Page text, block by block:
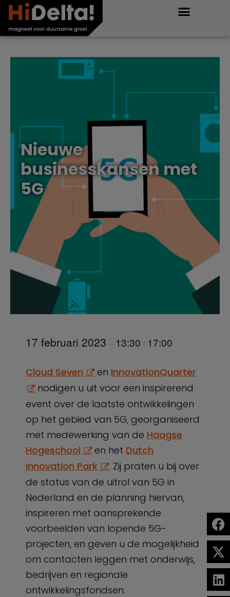
Nieuwe
businesskansen met
5G
17 februari 2023– 13:30 17:00
Cloud Seven en InnovationQuarter
nodigen u uit voor een inspirerend
event over de laatste ontwikkelingen
op het gebied van 5G, georganiseerd
met medewerking van de Haagse
Hogeschool
en het Dutch
Innovation Park
. Zij praten u bij over
de status van de uitrol van 5G in
Nederland en de planning hiervan,
inspireren met aansprekende
voorbeelden van lopende 5G-
projecten, en geven u de mogelijkheid
om contacten leggen met onderwijs,
bedrijven en regionale
ontwikkelingsfondsen.